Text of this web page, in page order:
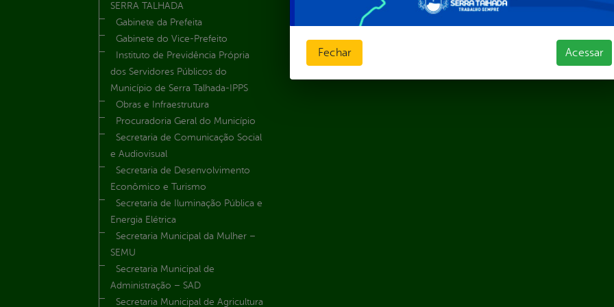
SERRA TALHADA
Gabinete da Prefeita
Gabinete do Vice-Prefeito
Instituto de Previdência Própria
dos Servidores Públicos do
Município de Serra Talhada-IPPS
Obras e Infraestrutura
Procuradoria Geral do Município
Secretaria de Comunicação Social
e Audiovisual
Secretaria de Desenvolvimento
Econômico e Turismo
Secretaria de Iluminação Pública e
Energia Elétrica
Secretaria Municipal da Mulher –
SEMU
Secretaria Municipal de
Administração – SAD
Secretaria Municipal de Agricultura
Fechar Acessar